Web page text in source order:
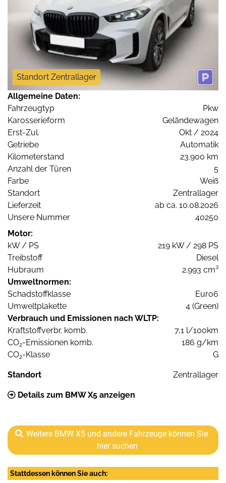
Standort Zentrallager
Allgemeine Daten:
Fahrzeugtyp
Pkw
Karosserieform
Geländewagen
Erst-Zul.
Okt / 2024
Getriebe
Automatik
Kilometerstand
23.900 km
Anzahl der Türen
5
Farbe
Weiß
Standort
Zentrallager
Lieferzeit
ab ca. 10.08.2026
Unsere Nummer
40250
Motor:
kW / PS
219 kW / 298 PS
Treibstoff
Diesel
Hubraum
2.993 cm³
Umweltnormen:
Schadstoffklasse
Euro6
Umweltplakette
4 (Green)
Verbrauch und Emissionen nach WLTP:
Kraftstoffverbr. komb.
7,1 l/100km
CO2-Emissionen komb.
186 g/km
CO2-Klasse G
Standort Zentrallager
Details zum BMW X5 anzeigen
Weitere BMW X5 und andere Fahrzeuge können Sie
hier suchen
Stattdessen können Sie auch: